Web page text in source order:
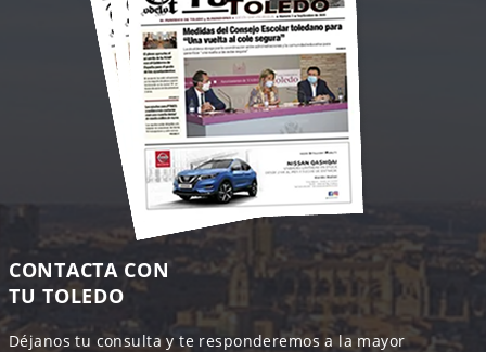
CONTACTA CON
TU TOLEDO
Déjanos tu consulta y te responderemos a la mayor